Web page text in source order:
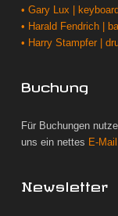
• Gary Lux |
• Harald Fendrich |
• Harry Stampfer |
Buchung
Für Buchungen
uns ein nettes E-
Newsletter